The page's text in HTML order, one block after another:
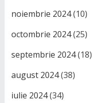
noiembrie 2024(10)
octombrie 2024(25)
septembrie 2024(18)
august 2024(38)
iulie 2024(34)